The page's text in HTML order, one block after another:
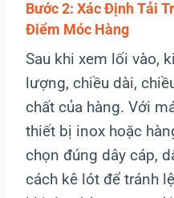
Bước 2: Xác Định Tải
Điểm Móc Hàng
Sau khi xem lối vào,
lượng, chiều dài,
chất của hàng. Với
thiết bị inox hoặc
chọn đúng dây cáp,
cách kê lót để tránh